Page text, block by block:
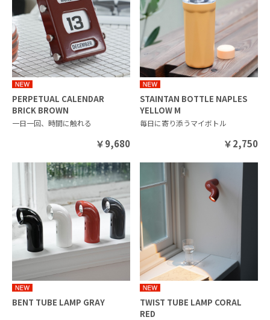
PERPETUAL CALENDAR
BRICK BROWN
一日一回、時間に触れる
￥9,680
STAINTAN BOTTLE NAPLES
YELLOW M
毎日に寄り添うマイボトル
￥2,750
BENT TUBE LAMP GRAY
TWIST TUBE LAMP CORAL
RED